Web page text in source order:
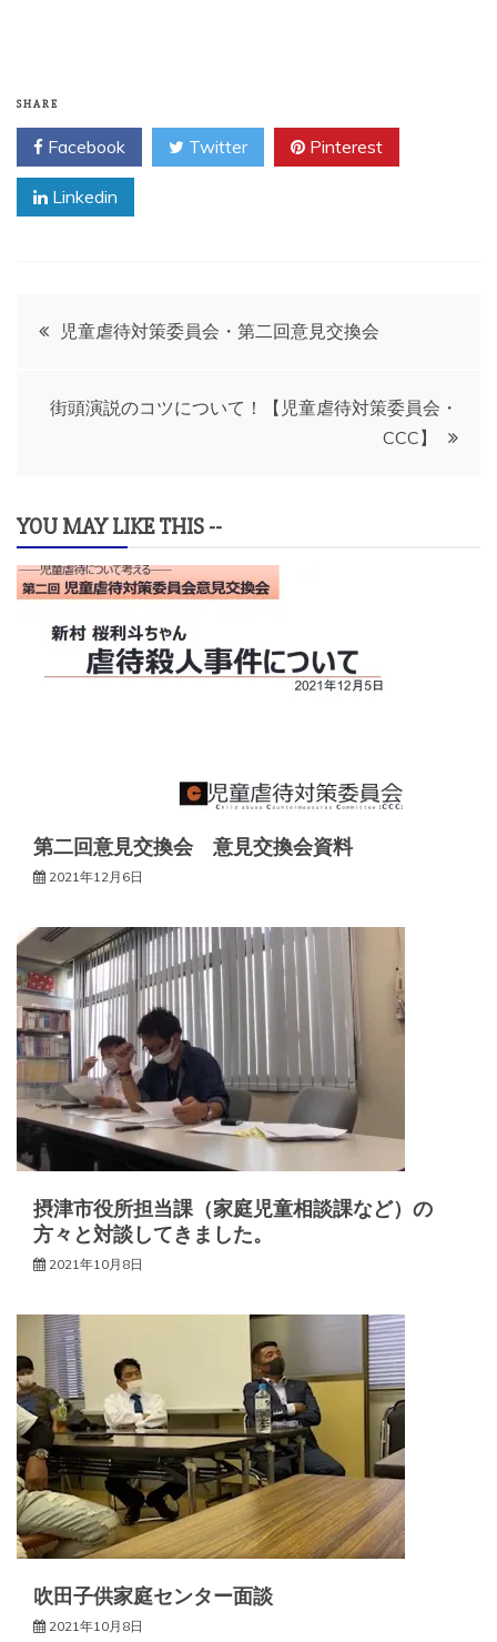
SHARE
Facebook Twitter Pinterest
Linkedin
投
ゲ
シ
児童虐待対策委員会・第二回意見交換会
街頭演説のコツについて！【児童虐待対策委員会・
CCC】
YOU MAY LIKE THIS --
第二回意見交換会 意見交換会資料
2021年12月6日
摂津市役所担当課（家庭児童相談課など）の
方々と対談してきました。
2021年10月8日
吹田子供家庭センター面談
2021年10月8日